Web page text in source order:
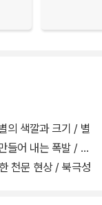
의 색깔과 크기 / 별
들어 내는 폭발 / 변
천문 현상 / 북극성